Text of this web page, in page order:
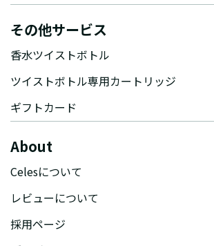
その他サービス
香水ツイストボトル
ツイストボトル専用カートリッジ
ギフトカード
About
Celesについて
レビューについて
採用ページ